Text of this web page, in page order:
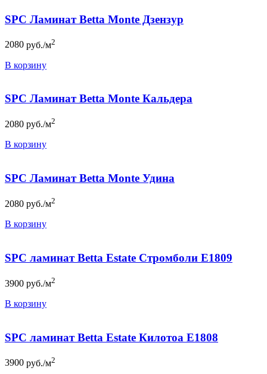
SPC Ламинат Betta Monte Дзензур
2080 руб./м2
В корзину
SPC Ламинат Betta Monte Кальдера
2080 руб./м2
В корзину
SPC Ламинат Betta Monte Удина
2080 руб./м2
В корзину
SPC ламинат Betta Estate Стромболи E1809
3900 руб./м2
В корзину
SPC ламинат Betta Estate Килотоа E1808
3900 руб./м2